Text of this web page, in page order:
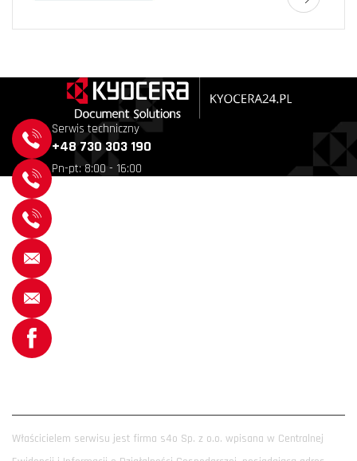
Serwis techniczny
+48 730 303 190
Pn-pt: 8:00 - 16:00
Właścicielem serwisu jest firma s4o Sp. z o.o. wpisana w Centralnej